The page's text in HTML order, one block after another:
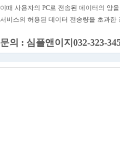
이때 사용자의 PC로 전송된 데이터의 양
서비스의 허용된 데이터 전송량을 초과
문의 : 심플앤이지032-323-